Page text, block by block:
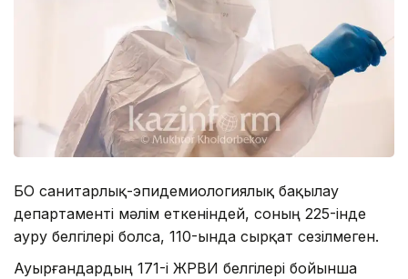
БҚО санитарлық-эпидемиологиялық бақылау
департаменті мәлім еткеніндей, соның 225-інде
ауру белгілері болса, 110-ында сырқат сезілмеген.
Ауырғандардың 171-і ЖРВИ белгілері бойынша